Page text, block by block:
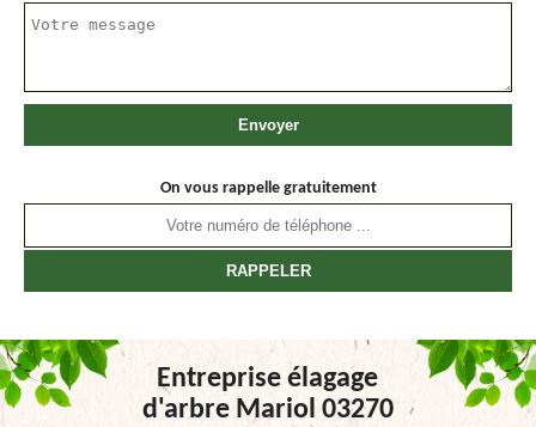
On vous rappelle gratuitement
Entreprise élagage
d'arbre Mariol 03270